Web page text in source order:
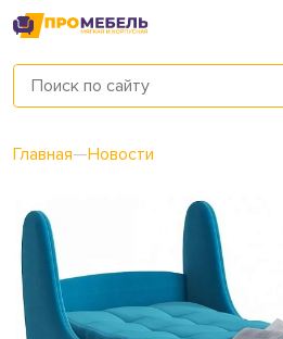
Главная—Новости